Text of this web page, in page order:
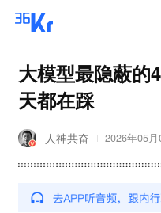
大模型最隐蔽的
天都在踩
人神共奋 2026年05